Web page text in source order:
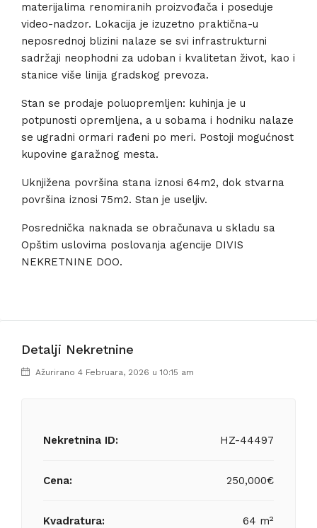
materijalima renomiranih proizvođača i poseduje
video-nadzor. Lokacija je izuzetno praktična-u
neposrednoj blizini nalaze se svi infrastrukturni
sadržaji neophodni za udoban i kvalitetan život, kao i
stanice više linija gradskog prevoza.
Stan se prodaje poluopremljen: kuhinja je u
potpunosti opremljena, a u sobama i hodniku nalaze
se ugradni ormari rađeni po meri. Postoji mogućnost
kupovine garažnog mesta.
Uknjižena površina stana iznosi 64m2, dok stvarna
površina iznosi 75m2. Stan je useljiv.
Posrednička naknada se obračunava u skladu sa
Opštim uslovima poslovanja agencije DIVIS
NEKRETNINE DOO.
Detalji Nekretnine
Ažurirano 4 Februara, 2026 u 10:15 am
Nekretnina ID: HZ-44497
Cena: 250,000€
Kvadratura: 64 m²